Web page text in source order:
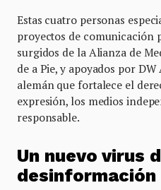
Estas cuatro personas
proyectos de comunicación
surgidos de la Alianza de
de a Pie, y apoyados por
alemán que fortalece el
expresión, los medios
responsable.
Un nuevo virus
desinformación